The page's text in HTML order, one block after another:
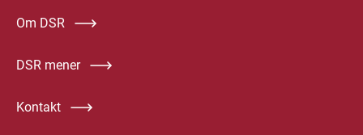
Om DSR
DSR mener
Kontakt